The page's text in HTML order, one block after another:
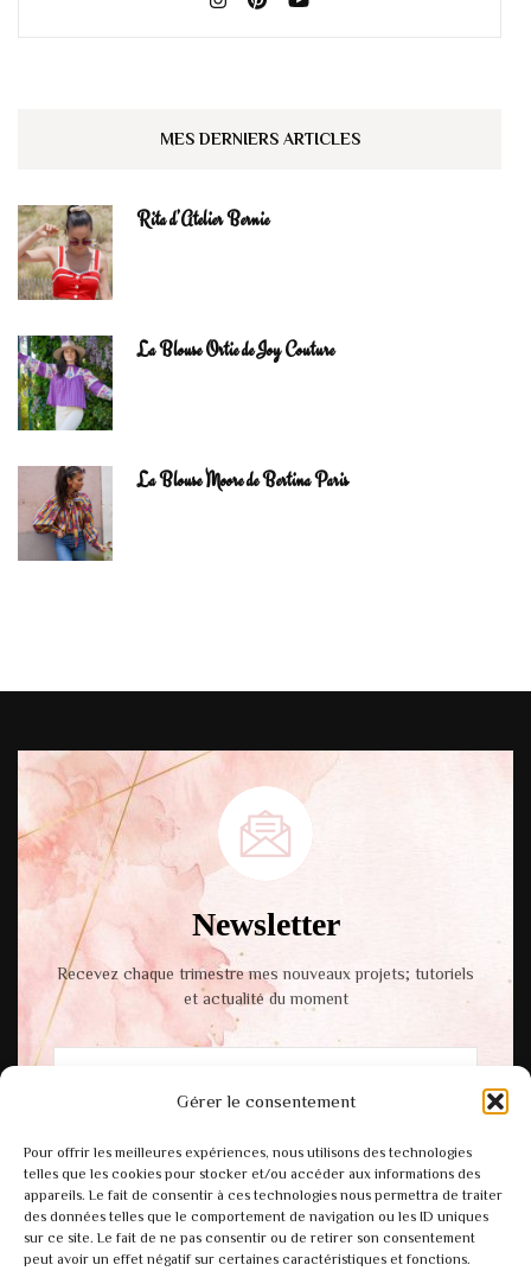
Gérer le consentement
Pour offrir les meilleures expériences, nous utilisons des technologies
telles que les cookies pour stocker et/ou accéder aux informations des
appareils. Le fait de consentir à ces technologies nous permettra de traiter
des données telles que le comportement de navigation ou les ID uniques
sur ce site. Le fait de ne pas consentir ou de retirer son consentement
peut avoir un effet négatif sur certaines caractéristiques et fonctions.
MES DERNIERS ARTICLES
Rita d’Atelier Bernie
La Blouse Ortie de Joy Couture
La Blouse Moore de Bertina Paris
Newsletter
Recevez chaque trimestre mes nouveaux projets; tutoriels
et actualité du moment
politique de confidentialité.